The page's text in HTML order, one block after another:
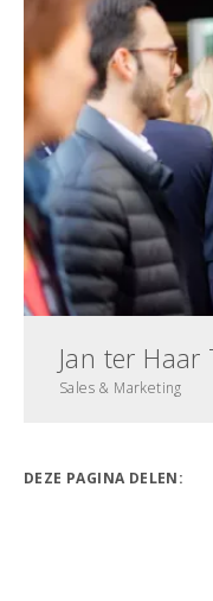
Jan ter
Sales & Marketing
DEZE PAGINA DELEN: